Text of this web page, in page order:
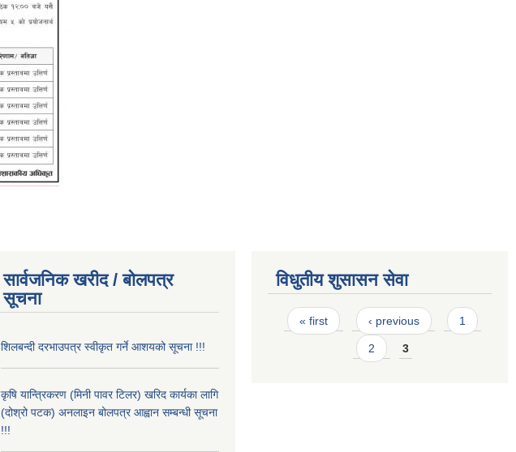
सार्वजनिक खरीद / बोलपत्र
सूचना
शिलबन्दी दरभाउपत्र स्वीकृत गर्ने आशयको सूचना !!!
कृषि यान्त्रिकरण (मिनी पावर टिलर) खरिद कार्यका लागि
(दोश्रो पटक) अनलाइन बोलपत्र आह्वान सम्बन्धी सूचना
!!!
विधुतीय शुसासन सेवा
Pages
« first ‹ previous 1
2 3